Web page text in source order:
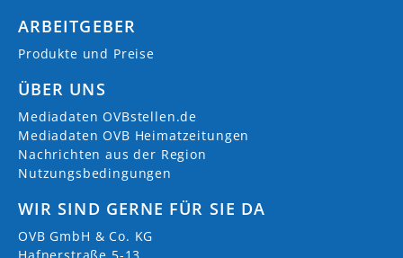
ARBEITGEBER
Produkte und Preise
ÜBER UNS
Mediadaten OVBstellen.de
Mediadaten OVB Heimatzeitungen
Nachrichten aus der Region
Nutzungsbedingungen
WIR SIND GERNE FÜR SIE DA
OVB GmbH & Co. KG